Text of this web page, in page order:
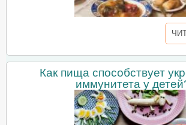
Как пища способствует
иммунитета у